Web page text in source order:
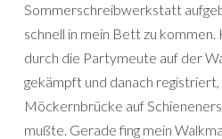
Sommerschreibwerkstatt
schnell in mein Bett zu
durch die Partymeute auf der
gekämpft und danach registriert,
Möckernbrücke auf
mußte. Gerade fing mein